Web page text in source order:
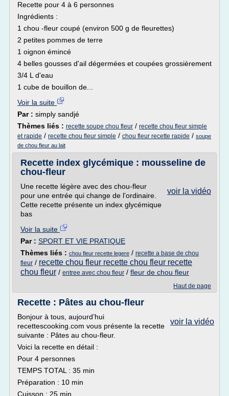
Recette pour 4 à 6 personnes
Ingrédients :
1 chou -fleur coupé (environ 500 g de fleurettes)
2 petites pommes de terre
1 oignon émincé
4 belles gousses d'ail dégermées et coupées grossièrement
3/4 L d'eau
1 cube de bouillon de...
Voir la suite
Par : simply sandjé
Thèmes liés : recette soupe chou fleur / recette chou fleur simple
et rapide / recette chou fleur simple / chou fleur recette rapide / soupe
de chou fleur au lait
Recette index glycémique : mousseline de
chou-fleur
voir la vidéo
Une recette légère avec des chou-fleur
pour une entrée qui change de l'ordinaire.
Cette recette présente un index glycémique
bas
Voir la suite
Par : SPORT ET VIE PRATIQUE
Thèmes liés : chou fleur recette legere / recette a base de chou
fleur / recette chou fleur recette chou fleur recette
chou fleur / entree avec chou fleur / fleur de chou fleur
Haut de page
Recette : Pâtes au chou-fleur
voir la vidéo
Bonjour à tous, aujourd’hui
recettescooking.com vous présente la recette
suivante : Pâtes au chou-fleur.
Voici la recette en détail :
Pour 4 personnes
TEMPS TOTAL : 35 min
Préparation : 10 min
Cuisson : 25 min